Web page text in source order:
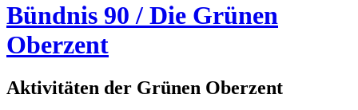
Bündnis 90 / Die Grünen
Oberzent
Aktivitäten der Grünen Oberzent